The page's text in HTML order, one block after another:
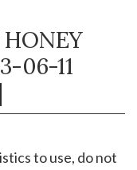
06-11
to use, do not